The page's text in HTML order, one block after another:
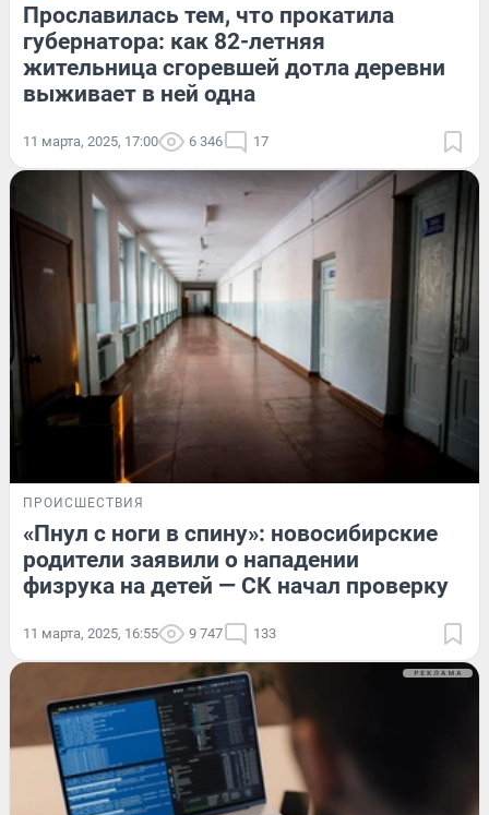
Прославилась тем, что прокатила
губернатора: как 82-летняя
жительница сгоревшей дотла деревни
выживает в ней одна
11 марта, 2025, 17:00 6 346 17
ПРОИСШЕСТВИЯ
«Пнул с ноги в спину»: новосибирские
родители заявили о нападении
физрука на детей — СК начал проверку
11 марта, 2025, 16:55 9 747 133